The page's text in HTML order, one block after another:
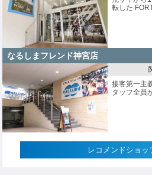
転した
なるしまフレンド神宮店
接客第一主
タッフ全員
レコメンドショッ